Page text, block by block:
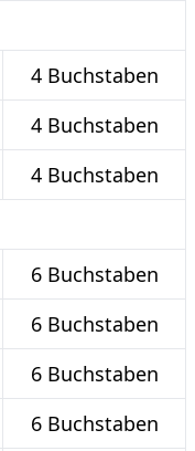
4 Buchstaben
4 Buchstaben
4 Buchstaben
6 Buchstaben
6 Buchstaben
6 Buchstaben
6 Buchstaben